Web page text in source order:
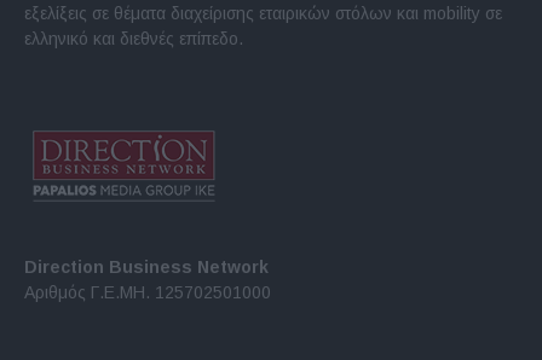
εξελίξεις σε θέματα διαχείρισης εταιρικών στόλων και mobility σε
ελληνικό και διεθνές επίπεδο.
Direction Business Network
Αριθμός Γ.Ε.ΜΗ. 125702501000